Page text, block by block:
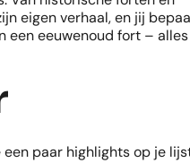
eigen verhaal, en jij
een eeuwenoud fort –
een paar highlights op je